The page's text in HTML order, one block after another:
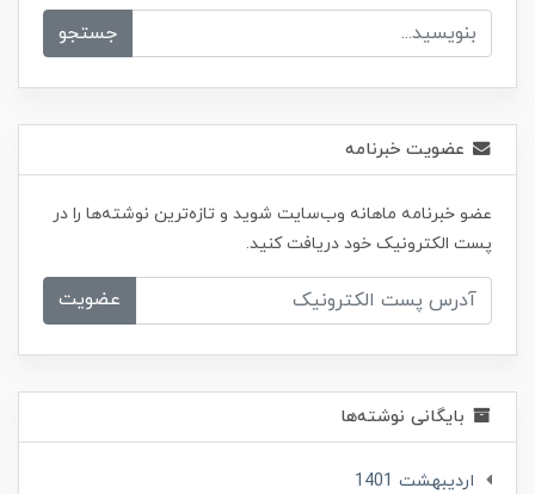
جستجو
عضویت خبرنامه
عضو خبرنامه ماهانه وب‌سایت شوید و تازه‌ترین نوشته‌ها را در
پست الکترونیک خود دریافت کنید.
عضویت
بایگانی نوشته‌ها
ارديبهشت 1401